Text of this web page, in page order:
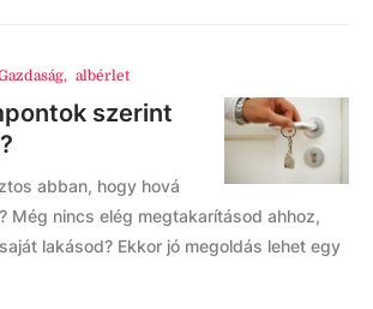
, albérlet
szerint
abban, hogy hová
Még nincs elég megtakarításod ahhoz,
lakásod? Ekkor jó megoldás lehet egy